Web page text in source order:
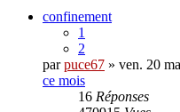
confinement
1
2
parpuce67 » ven. 20
ce mois
16 Réponses